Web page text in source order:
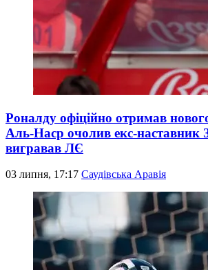
Роналду офіційно отримав
Аль-Наср очолив екс-наставник
вигравав ЛЄ
03 липня, 17:17 Саудівська Аравія